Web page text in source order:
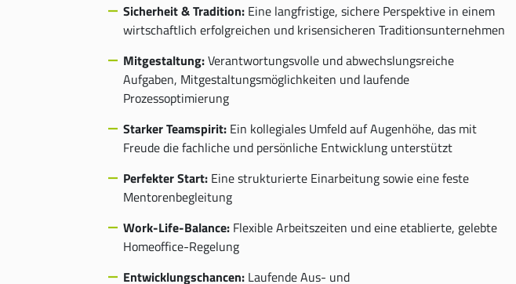
Sicherheit & Tradition: Eine langfristige, sichere Perspektive in einem
wirtschaftlich erfolgreichen und krisensicheren Traditionsunternehmen
Mitgestaltung:Verantwortungsvolle und abwechslungsreiche
Aufgaben, Mitgestaltungsmöglichkeiten und laufende
Prozessoptimierung
Starker Teamspirit: Ein kollegiales Umfeld auf Augenhöhe, das mit
Freude die fachliche und persönliche Entwicklung unterstützt
Perfekter Start: Eine strukturierte Einarbeitung sowie eine feste
Mentorenbegleitung
Work-Life-Balance: Flexible Arbeitszeiten und eine etablierte, gelebte
Homeoffice-Regelung
Entwicklungschancen: Laufende Aus- und